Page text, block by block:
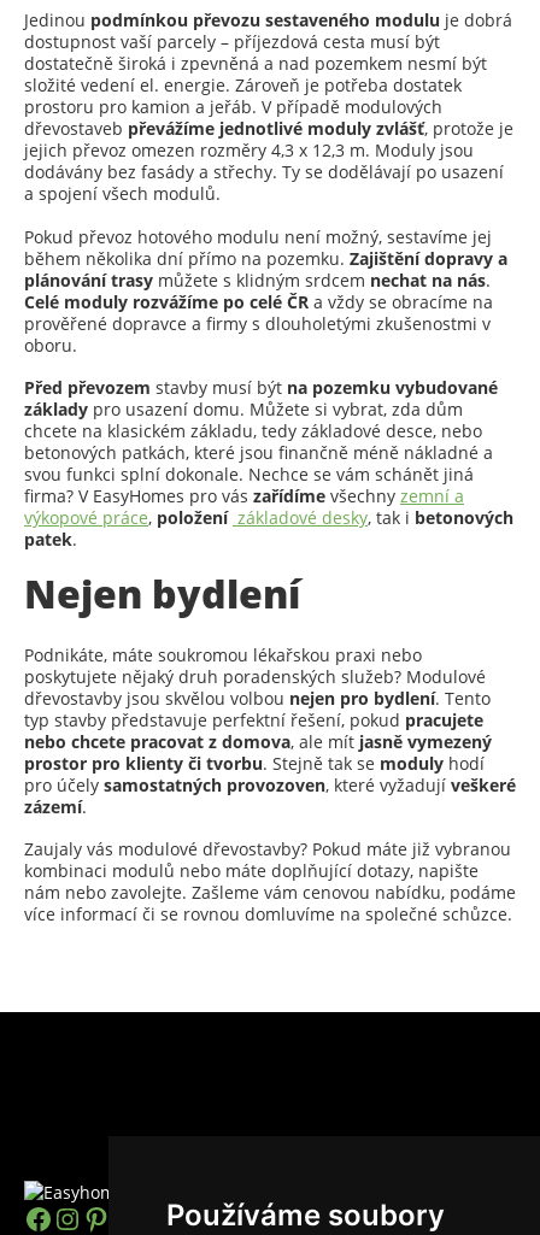
Používáme soubory
Jedinou podmínkou převozu sestaveného modulu je dobrá
dostupnost vaší parcely – příjezdová cesta musí být
dostatečně široká i zpevněná a nad pozemkem nesmí být
složité vedení el. energie. Zároveň je potřeba dostatek
prostoru pro kamion a jeřáb. V případě modulových
dřevostaveb převážíme jednotlivé moduly zvlášť, protože je
jejich převoz omezen rozměry 4,3 x 12,3 m. Moduly jsou
dodávány bez fasády a střechy. Ty se dodělávají po usazení
a spojení všech modulů.
Pokud převoz hotového modulu není možný, sestavíme jej
během několika dní přímo na pozemku. Zajištění dopravy a
plánování trasy můžete s klidným srdcem nechat na nás.
Celé moduly rozvážíme po celé ČR a vždy se obracíme na
prověřené dopravce a firmy s dlouholetými zkušenostmi v
oboru.
Před převozem stavby musí být na pozemku vybudované
základy pro usazení domu. Můžete si vybrat, zda dům
chcete na klasickém základu, tedy základové desce, nebo
betonových patkách, které jsou finančně méně nákladné a
svou funkci splní dokonale. Nechce se vám schánět jiná
firma? V EasyHomes pro vás zařídíme všechny zemní a
výkopové práce, položení základové desky, tak i betonových
patek.
Nejen bydlení
Podnikáte, máte soukromou lékařskou praxi nebo
poskytujete nějaký druh poradenských služeb? Modulové
dřevostavby jsou skvělou volbou nejen pro bydlení. Tento
typ stavby představuje perfektní řešení, pokud pracujete
nebo chcete pracovat z domova, ale mít jasně vymezený
prostor pro klienty či tvorbu. Stejně tak se moduly hodí
pro účely samostatných provozoven, které vyžadují veškeré
zázemí.
Zaujaly vás modulové dřevostavby? Pokud máte již vybranou
kombinaci modulů nebo máte doplňující dotazy, napište
nám nebo zavolejte. Zašleme vám cenovou nabídku, podáme
více informací či se rovnou domluvíme na společné schůzce.